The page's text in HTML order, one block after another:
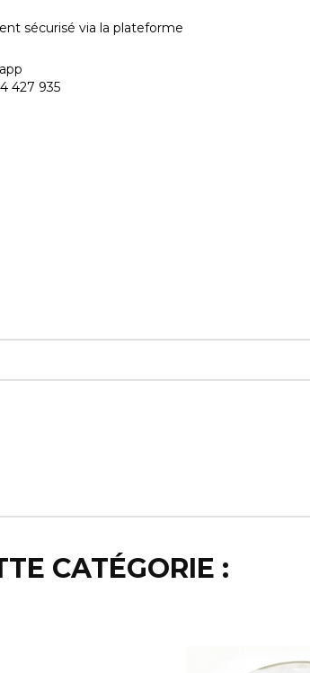
sécurisé via la plateforme
427 935
CATÉGORIE :